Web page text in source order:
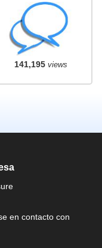
141,195views
en contacto con